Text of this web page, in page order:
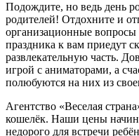
Подождите, но ведь день
родителей! Отдохните и
организационные
праздника к вам приедут
развлекательную часть.
игрой с аниматорами, а
полюбуются на них из
Агентство «Веселая
кошелёк. Наши цены
недорого для встречи